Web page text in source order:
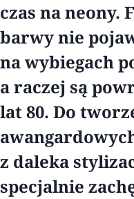
czas na neony.
barwy nie
na wybiegach
a raczej są
lat 80. Do
z daleka
specjalnie